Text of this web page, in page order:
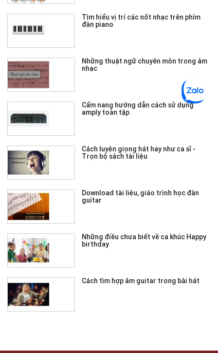
Tìm hiểu vị trí các nốt nhạc trên phím
đàn piano
Những thuật ngữ chuyên môn trong âm
nhạc
Cẩm nang hướng dẫn cách sử dụng
amply toàn tập
Cách luyện giọng hát hay như ca sĩ -
Trọn bộ sách tài liệu
Download tài liệu, giáo trình học đàn
guitar
Những điều chưa biết về ca khúc Happy
birthday
Cách tìm hợp âm guitar trong bài hát